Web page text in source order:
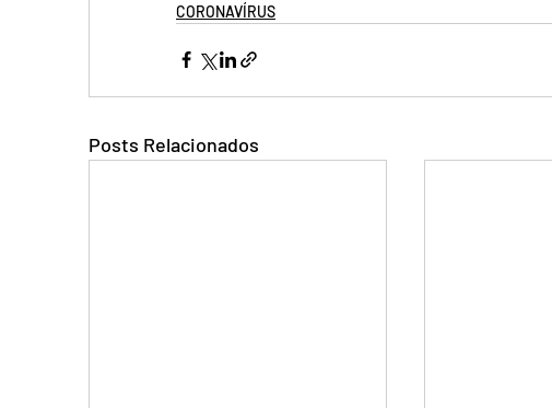
CORONAVÍRUS
Posts Relacionados